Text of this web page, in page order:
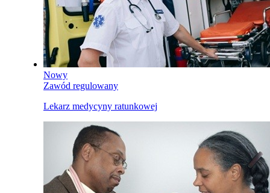
Nowy
Zawód regulowany
Lekarz medycyny ratunkowej